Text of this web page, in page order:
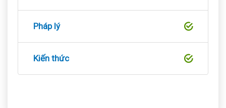
Pháp lý
Kiến thức